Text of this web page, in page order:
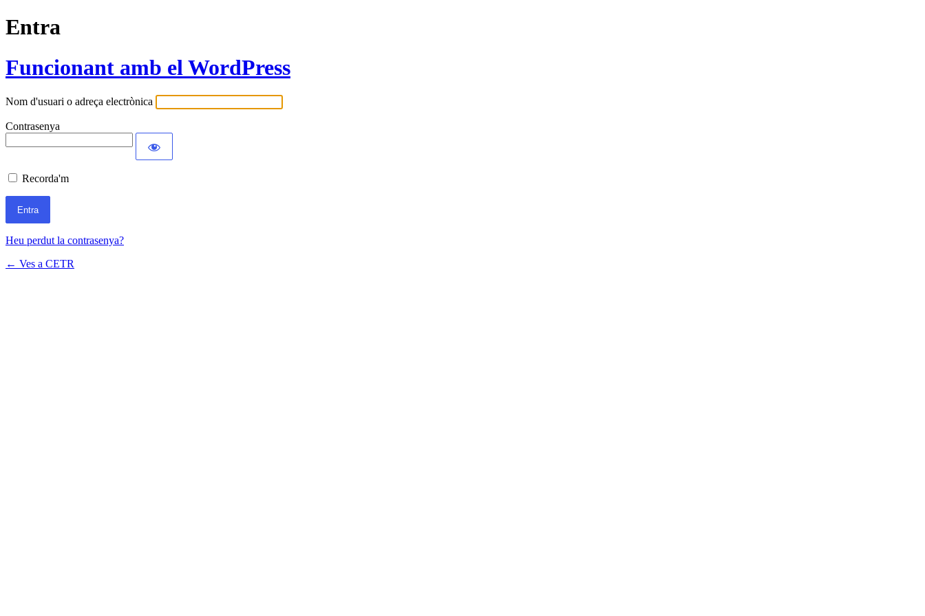
Entra
Funcionant amb el WordPress
Nom d'usuari o adreça electrònica
Contrasenya
Recorda'm
Heu perdut la contrasenya?
← Ves a CETR